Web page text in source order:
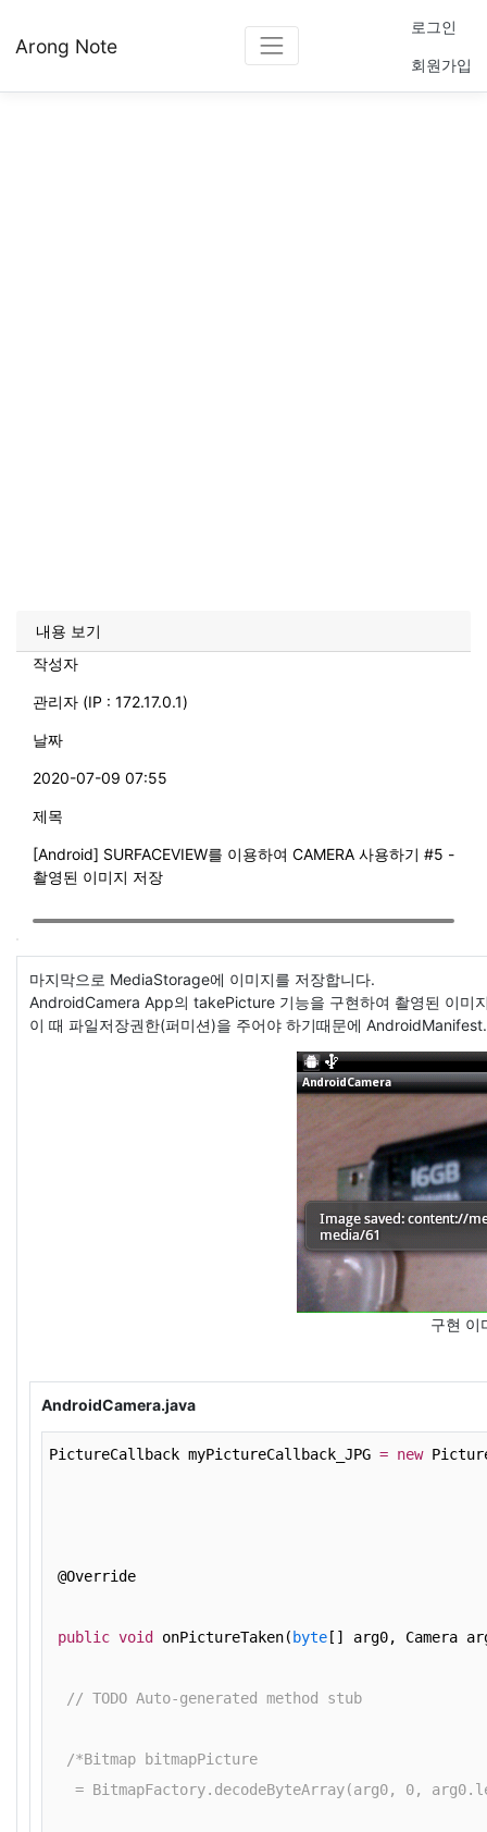
Arong Note
로그인
회원가입
내용 보기
작성자
관리자 (IP : 172.17.0.1)
날짜
2020-07-09 07:55
제목
[Android] SURFACEVIEW를 이용하여 CAMERA 사용하기 #5 -
촬영된 이미지 저장
마지막으로 MediaStorage에 이미지를 저장합니다.
AndroidCamera App의 takePicture 기능을 구현하여 촬영된 이미
이 때 파일저장권한(퍼미션)을 주어야 하기때문에
구현 이
AndroidCamera.java
PictureCallback myPictureCallback_JPG = new
@Override
public void onPictureTaken( byte [] arg0, Camera
// TODO Auto-generated method stub
/*Bitmap bitmapPicture
= BitmapFactory.decodeByteArray(arg0, 0,